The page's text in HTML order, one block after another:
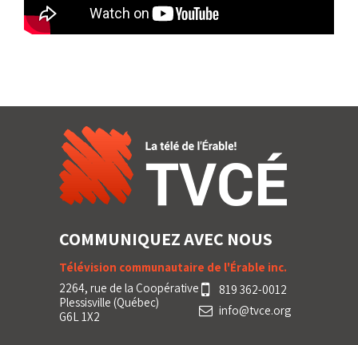
COMMUNIQUEZ AVEC NOUS
Télévision communautaire de l'Érable inc.
2264, rue de la Coopérative
Plessisville (Québec)
G6L 1X2
819 362-0012
info@tvce.org